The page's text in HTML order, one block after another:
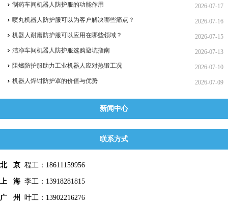
2026-07-17
制药车间机器人防护服的功能作用
2026-07-16
喷丸机器人防护服可以为客户解决哪些痛点？
2026-07-15
机器人耐磨防护服可以应用在哪些领域？
2026-07-13
洁净车间机器人防护服选购避坑指南
2026-07-10
阻燃防护服助力工业机器人应对热锻工况
2026-07-09
机器人焊钳防护罩的价值与优势
新闻中心
联系方式
北 京 程工：18611159956
上 海 李工：13918281815
广 州 叶工：13902216276